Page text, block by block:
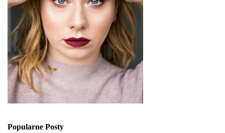
Popularne Posty